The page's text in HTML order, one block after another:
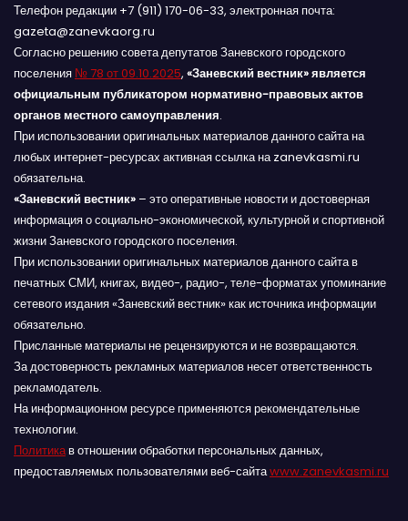
Телефон редакции +7 (911) 170-06-33, электронная почта:
gazeta@zanevkaorg.ru
Согласно решению совета депутатов Заневского городского
поселения № 78 от 09.10.2025, «Заневский вестник» является
официальным публикатором нормативно-правовых актов
органов местного самоуправления.
При использовании оригинальных материалов данного сайта на
любых интернет-ресурсах активная ссылка на zanevkasmi.ru
обязательна.
«Заневский вестник» – это оперативные новости и достоверная
информация о социально-экономической, культурной и спортивной
жизни Заневского городского поселения.
При использовании оригинальных материалов данного сайта в
печатных СМИ, книгах, видео-, радио-, теле-форматах упоминание
сетевого издания «Заневский вестник» как источника информации
обязательно.
Присланные материалы не рецензируются и не возвращаются.
За достоверность рекламных материалов несет ответственность
рекламодатель.
На информационном ресурсе применяются рекомендательные
технологии.
Политикав отношении обработки персональных данных,
предоставляемых пользователями веб-сайтаwww.zanevkasmi.ru